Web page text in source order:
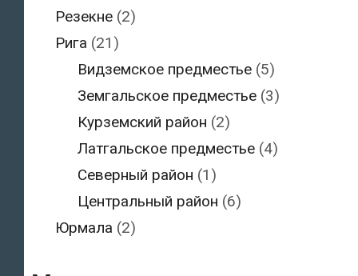
Резекне(2)
Рига (21)
Видземское предместье (5)
Земгальское предместье (3)
Курземский район (2)
Латгальское предместье (4)
Северный район (1)
Центральный район (6)
Юрмала (2)